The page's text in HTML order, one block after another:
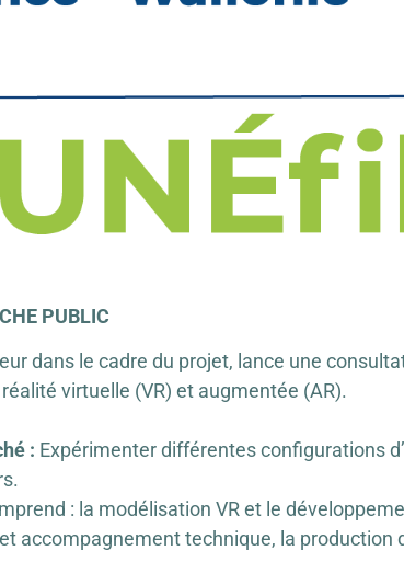
PUBLIC
dans le cadre du projet, lance une
virtuelle (VR) et augmentée (AR).
: Expérimenter différentes configurations
: la modélisation VR et le
accompagnement technique, la production